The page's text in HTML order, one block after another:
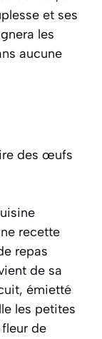
et ses
les
aucune
des œufs
recette
repas
de sa
émietté
les petites
de